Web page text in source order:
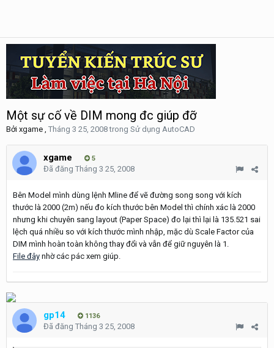
Một sự cố về DIM mong đc giúp đỡ
Bởi xgame , Tháng 3 25, 2008trong Sử dụng AutoCAD
xgame 5
Đã đăng Tháng 3 25, 2008
Bên Model mình dùng lệnh Mline để vẽ đường song song với kích
thước là 2000 (2m) nếu đo kích thước bên Model thì chính xác là 2000
nhưng khi chuyên sang layout (Paper Space) đo lại thì lại là 135.521 sai
lệch quá nhiều so với kích thước mình nhập, mặc dù Scale Factor của
DIM mình hoàn toàn không thay đổi và vẫn để giữ nguyên là 1.
File đây nhờ các pác xem giúp.
gp14 1136
Đã đăng Tháng 3 25, 2008